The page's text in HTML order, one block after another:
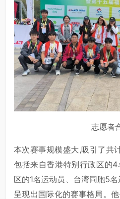
志愿者
本次赛事规模盛大,吸引了共
包括来自香港特别行政区的
区的1名运动员、台湾同胞5
呈现出国际化的赛事格局。